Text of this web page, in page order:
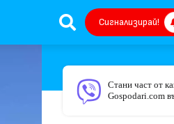
Сигнализирай!
Стани част от
Gospodari.com